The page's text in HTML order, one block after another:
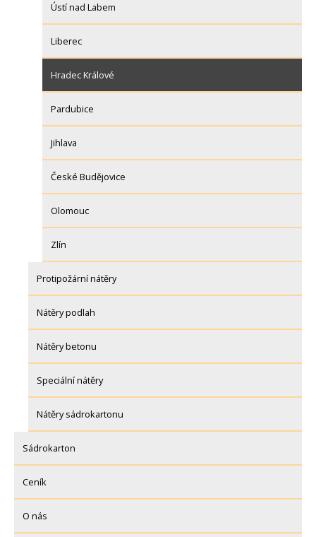
Ústí nad Labem
Liberec
Hradec Králové
Pardubice
Jihlava
České Budějovice
Olomouc
Zlín
Protipožární nátěry
Nátěry podlah
Nátěry betonu
Speciální nátěry
Nátěry sádrokartonu
Sádrokarton
Ceník
O nás